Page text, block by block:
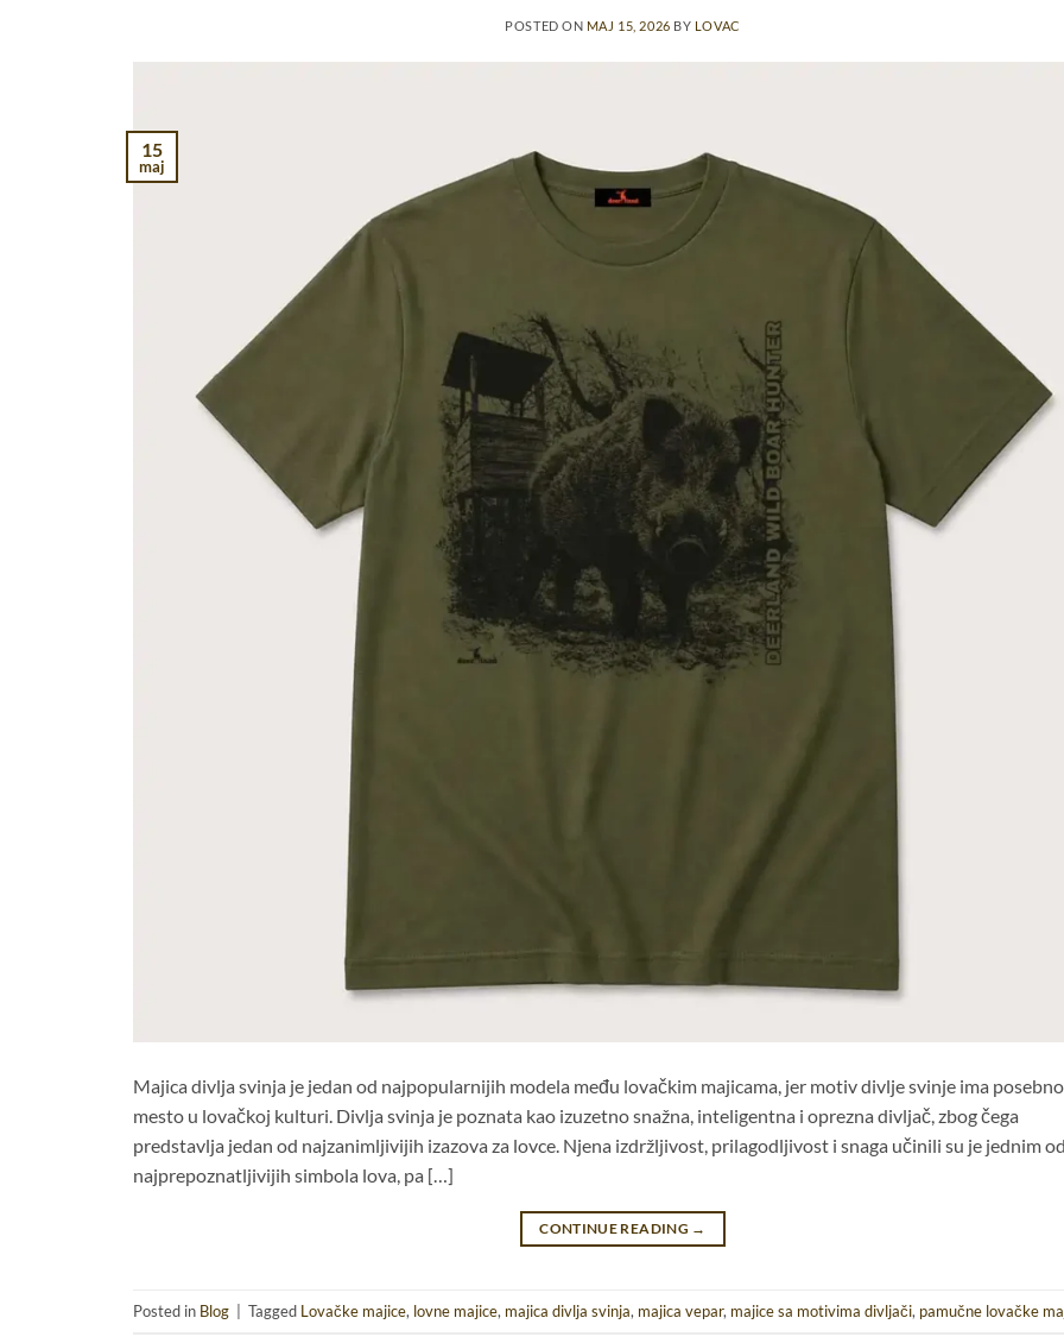
POSTED ON MAJ 15, 2026 BY LOVAC
15
maj
Majica divlja svinja je jedan od najpopularnijih modela među lovačkim majicama, jer motiv divlje svinje ima posebno
mesto u lovačkoj kulturi. Divlja svinja je poznata kao izuzetno snažna, inteligentna i oprezna divljač, zbog čega
predstavlja jedan od najzanimljivijih izazova za lovce. Njena izdržljivost, prilagodljivost i snaga učinili su je jednim od
najprepoznatljivijih simbola lova, pa […]
CONTINUE READING →
Posted in Blog Tagged Lovačke majice, lovne majice, majica divlja svinja, majica vepar, majice sa motivima divljači, pamučne lovačke